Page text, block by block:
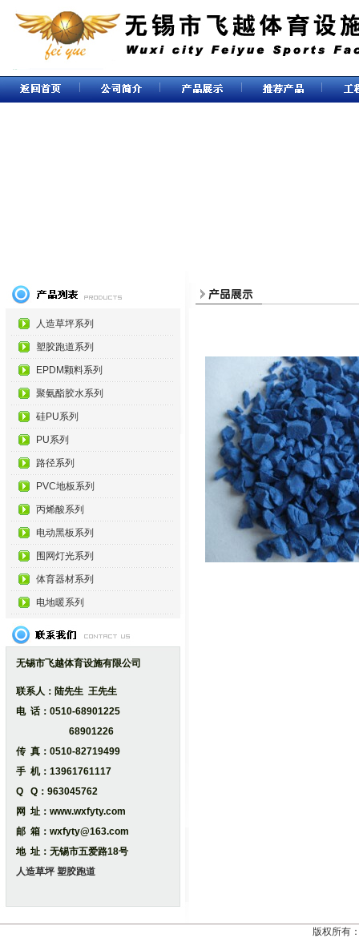
人造草坪系列
塑胶跑道系列
EPDM颗料系列
聚氨酯胶水系列
硅PU系列
PU系列
路径系列
PVC地板系列
丙烯酸系列
电动黑板系列
围网灯光系列
体育器材系列
电地暖系列
无锡市飞越体育设施有限公司
联系人：陆先生 王先生
电 话：0510-68901225
68901226
传 真：0510-82719499
手 机：13961761117
Q Q：963045762
网 址：www.wxfyty.com
邮 箱：wxfyty@163.com
地 址：无锡市五爱路18号
人造草坪 塑胶跑道
版权所有